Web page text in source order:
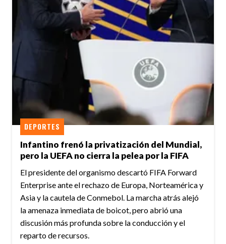
Infantino frenó la privatización del Mundial,
pero la UEFA no cierra la pelea por la FIFA
DEPORTES
El presidente del organismo descartó FIFA Forward
Enterprise ante el rechazo de Europa, Norteamérica y
Asia y la cautela de Conmebol. La marcha atrás alejó
la amenaza inmediata de boicot, pero abrió una
discusión más profunda sobre la conducción y el
reparto de recursos.